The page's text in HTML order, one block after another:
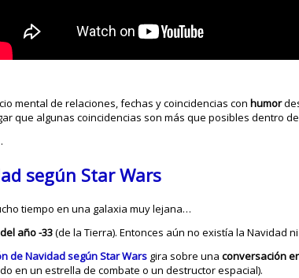
mental de relaciones, fechas y coincidencias conhumor
que algunas coincidencias son más que posibles dentro
según Star Wars
tiempo en una galaxia muy lejana…
año -33(de la Tierra). Entonces aún no existía la Navidad
de Navidad según Star Wars gira sobre una conversación
en un estrella de combate o un destructor espacial).